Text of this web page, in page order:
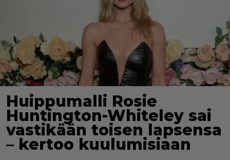
Huippumalli Rosie
Huntington-Whiteley sai
vastikään toisen lapsensa
– kertoo kuulumisiaan